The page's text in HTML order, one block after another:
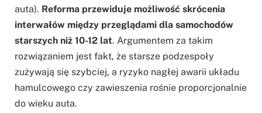
auta). Reforma przewiduje możliwość skrócenia
interwałów między przeglądami dla samochodów
starszych niż 10-12 lat. Argumentem za takim
rozwiązaniem jest fakt, że starsze podzespoły
zużywają się szybciej, a ryzyko nagłej awarii układu
hamulcowego czy zawieszenia rośnie proporcjonalnie
do wieku auta.